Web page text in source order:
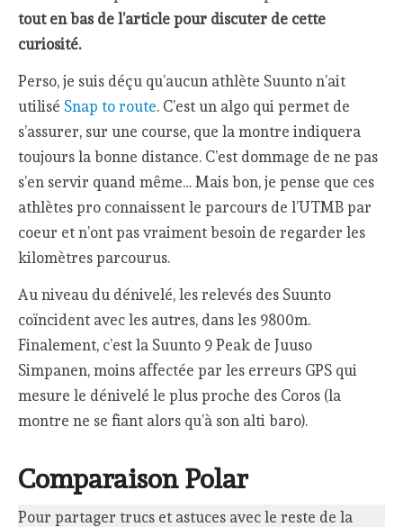
tout en bas de l’article pour discuter de cette
curiosité.
Perso, je suis déçu qu’aucun athlète Suunto n’ait
utilisé Snap to route. C’est un algo qui permet de
s’assurer, sur une course, que la montre indiquera
toujours la bonne distance. C’est dommage de ne pas
s’en servir quand même… Mais bon, je pense que ces
athlètes pro connaissent le parcours de l’UTMB par
coeur et n’ont pas vraiment besoin de regarder les
kilomètres parcourus.
Au niveau du dénivelé, les relevés des Suunto
coïncident avec les autres, dans les 9800m.
Finalement, c’est la Suunto 9 Peak de Juuso
Simpanen, moins affectée par les erreurs GPS qui
mesure le dénivelé le plus proche des Coros (la
montre ne se fiant alors qu’à son alti baro).
Comparaison Polar
Pour partager trucs et astuces avec le reste de la